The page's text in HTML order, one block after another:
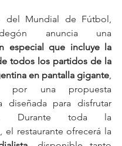
del Mundial de Fútbol,
especial que incluye la
todos los partidos de la
en pantalla gigante
por una propuesta
diseñada para disfrutar
Durante toda la